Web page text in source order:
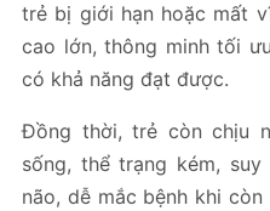
trẻ bị giới hạn hoặc mất
cao lớn, thông minh tối
có khả năng đạt được.
Đồng thời, trẻ còn chịu
sống, thể trạng kém,
não, dễ mắc bệnh khi